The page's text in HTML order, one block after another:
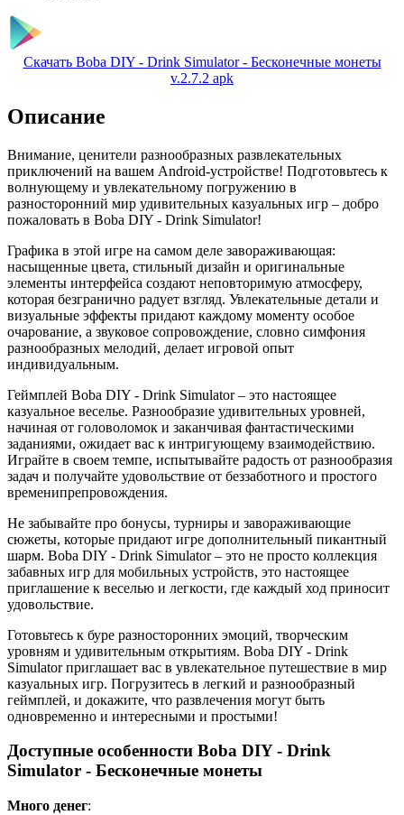
Скачать Boba DIY - Drink Simulator - Бесконечные монеты
v.2.7.2 apk
Описание
Внимание, ценители разнообразных развлекательных
приключений на вашем Android-устройстве! Подготовьтесь к
волнующему и увлекательному погружению в
разносторонний мир удивительных казуальных игр – добро
пожаловать в Boba DIY - Drink Simulator!
Графика в этой игре на самом деле завораживающая:
насыщенные цвета, стильный дизайн и оригинальные
элементы интерфейса создают неповторимую атмосферу,
которая безгранично радует взгляд. Увлекательные детали и
визуальные эффекты придают каждому моменту особое
очарование, а звуковое сопровождение, словно симфония
разнообразных мелодий, делает игровой опыт
индивидуальным.
Геймплей Boba DIY - Drink Simulator – это настоящее
казуальное веселье. Разнообразие удивительных уровней,
начиная от головоломок и заканчивая фантастическими
заданиями, ожидает вас к интригующему взаимодействию.
Играйте в своем темпе, испытывайте радость от разнообразия
задач и получайте удовольствие от беззаботного и простого
временипрепровождения.
Не забывайте про бонусы, турниры и завораживающие
сюжеты, которые придают игре дополнительный пикантный
шарм. Boba DIY - Drink Simulator – это не просто коллекция
забавных игр для мобильных устройств, это настоящее
приглашение к веселью и легкости, где каждый ход приносит
удовольствие.
Готовьтесь к буре разносторонних эмоций, творческим
уровням и удивительным открытиям. Boba DIY - Drink
Simulator приглашает вас в увлекательное путешествие в мир
казуальных игр. Погрузитесь в легкий и разнообразный
геймплей, и докажите, что развлечения могут быть
одновременно и интересными и простыми!
Доступные особенности Boba DIY - Drink
Simulator - Бесконечные монеты
Много денег: